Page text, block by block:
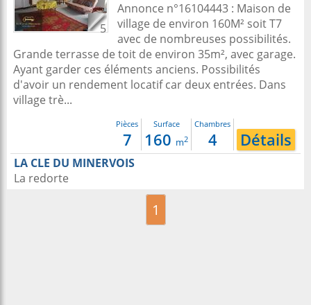
5
Annonce n°16104443 : Maison de
village de environ 160M² soit T7
avec de nombreuses possibilités.
Grande terrasse de toit de environ 35m², avec garage.
Ayant garder ces éléments anciens. Possibilités
d'avoir un rendement locatif car deux entrées. Dans
village trè...
Pièces
7
Surface
160 m2
Chambres
4 Détails
LA CLE DU MINERVOIS
La redorte
1